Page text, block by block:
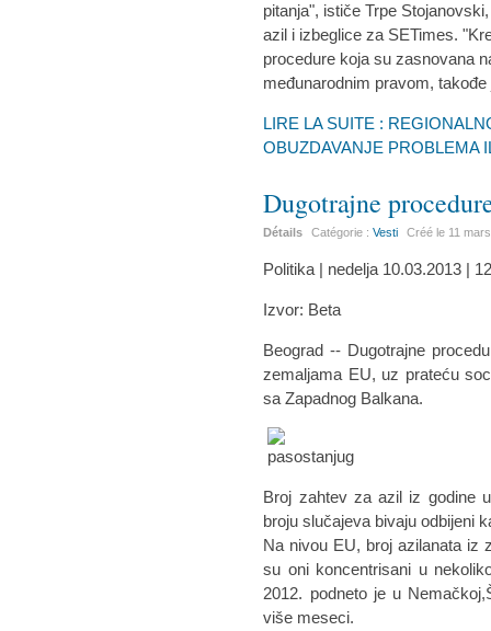
pitanja", ističe Trpe
azil i izbeglice za SETimes.
procedure koja su zasnovana
međunarodnim pravom,
LIRE LA SUITE :
OBUZDAVANJE PROBLEMA
Dugotrajne
Détails Catégorie :Vesti Créé le 11
Politika | nedelja 10.03.2013 |
Izvor: Beta
Beograd -- Dugotrajne
zemaljama EU, uz prateću
sa Zapadnog Balkana.
Broj zahtev za azil iz godine
broju slučajeva bivaju odbijeni
Na nivou EU, broj azilanata iz
su oni koncentrisani u
2012. podneto je u
više meseci.